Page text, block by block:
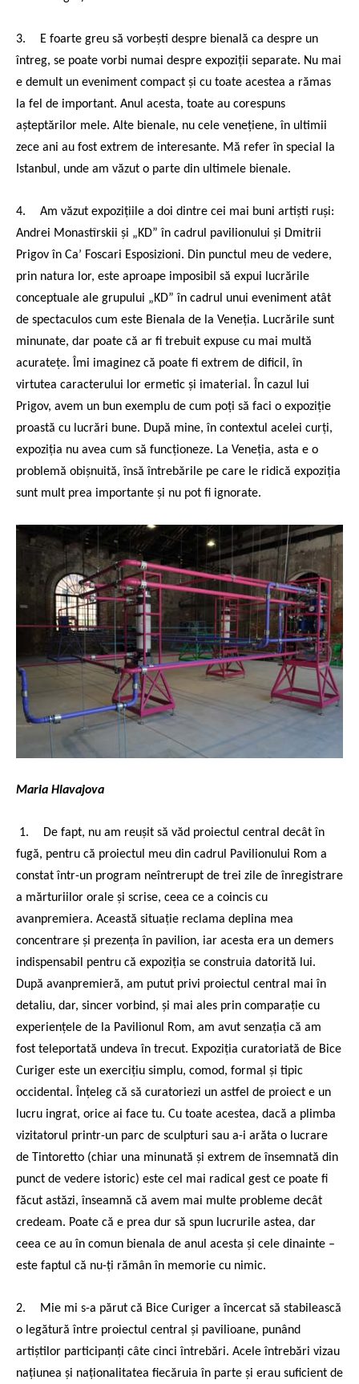
3.
E foarte greu să vorbești despre bienală ca despre un
întreg, se poate vorbi numai despre expoziții separate. Nu mai
e demult un eveniment compact și cu toate acestea a rămas
la fel de important. Anul acesta, toate au corespuns
așteptărilor mele. Alte bienale, nu cele venețiene, în ultimii
zece ani au fost extrem de interesante. Mă refer în special la
Istanbul, unde am văzut o parte din ultimele bienale.
4.
Am văzut expozițiile a doi dintre cei mai buni artiști ruși:
Andrei Monastîrskii și „KD” în cadrul pavilionului și Dmitrii
Prigov în Ca’ Foscari Esposizioni. Din punctul meu de vedere,
prin natura lor, este aproape imposibil să expui lucrările
conceptuale ale grupului „KD” în cadrul unui eveniment atât
de spectaculos cum este Bienala de la Veneția. Lucrările sunt
minunate, dar poate că ar fi trebuit expuse cu mai multă
acuratețe. Îmi imaginez că poate fi extrem de dificil, în
virtutea caracterului lor ermetic și imaterial. În cazul lui
Prigov, avem un bun exemplu de cum poți să faci o expoziție
proastă cu lucrări bune. După mine, în contextul acelei curți,
expoziția nu avea cum să funcționeze. La Veneția, asta e o
problemă obișnuită, însă întrebările pe care le ridică expoziția
sunt mult prea importante și nu pot fi ignorate.
Maria Hlavajova
1.
De fapt, nu am reușit să văd proiectul central decât în
fugă, pentru că proiectul meu din cadrul Pavilionului Rom a
constat într-un program neîntrerupt de trei zile de înregistrare
a mărturiilor orale și scrise, ceea ce a coincis cu
avanpremiera. Această situație reclama deplina mea
concentrare și prezența în pavilion, iar acesta era un demers
indispensabil pentru că expoziția se construia datorită lui.
După avanpremieră, am putut privi proiectul central mai în
detaliu, dar, sincer vorbind, și mai ales prin comparație cu
experiențele de la Pavilionul Rom, am avut senzația că am
fost teleportată undeva în trecut. Expoziția curatoriată de Bice
Curiger este un exercițiu simplu, comod, formal și tipic
occidental. Înțeleg că să curatoriezi un astfel de proiect e un
lucru ingrat, orice ai face tu. Cu toate acestea, dacă a plimba
vizitatorul printr-un parc de sculpturi sau a-i arăta o lucrare
de Tintoretto (chiar una minunată și extrem de însemnată din
punct de vedere istoric) este cel mai radical gest ce poate fi
făcut astăzi, înseamnă că avem mai multe probleme decât
credeam. Poate că e prea dur să spun lucrurile astea, dar
ceea ce au în comun bienala de anul acesta și cele dinainte –
este faptul că nu-ți rămân în memorie cu nimic.
2.
Mie mi s-a părut că Bice Curiger a încercat să stabilească
o legătură între proiectul central și pavilioane, punând
artiștilor participanți câte cinci întrebări. Acele întrebări vizau
națiunea și naționalitatea fiecăruia în parte și erau suficient de